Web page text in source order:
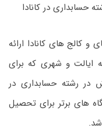
حسابداری در کانادا
و کالج های کانادا ارائه
ایالت و شهری که برای
در رشته حسابداری در
های برتر برای تحصیل